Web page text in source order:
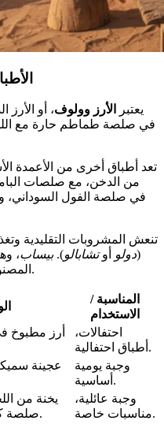
يعتبر الأرز وولوف، أو
في صلصة طماطم حارة مع
تعد أطباق أخرى من الأعمدة
من الدخن، مع صلصات
في صلصة الفول السوداني،
تنعش المشروبات التقليدية
(دولو أوتشابالو).بيساب،
المصنوع من الدخن والزنجبيل، شائعان جدًا.
المناسبة /
الاستخدام
أرز
احتفالات،
أطباق احتفالية.
عجينة
وجبة يومية
أساسية.
يخنة من
صلصة كريمية من الفول السوداني.
وجبة عائلية،
مناسبات خاصة.